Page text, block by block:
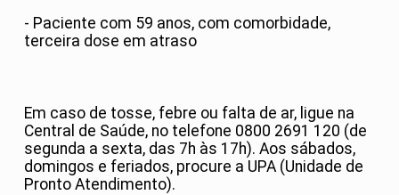
- Paciente com 59 anos, com comorbidade,
terceira dose em atraso
Em caso de tosse, febre ou falta de ar, ligue na
Central de Saúde, no telefone 0800 2691 120 (de
segunda a sexta, das 7h às 17h). Aos sábados,
domingos e feriados, procure a UPA (Unidade de
Pronto Atendimento).